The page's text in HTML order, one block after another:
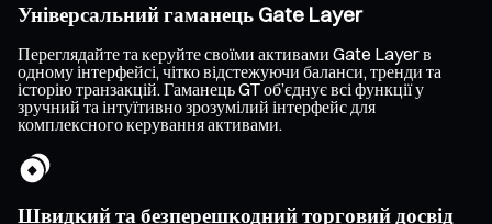
Універсальний гаманець Gate Layer
Переглядайте та керуйте своїми активами Gate Layer в
одному інтерфейсі, чітко відстежуючи баланси, тренди та
історію транзакцій. Гаманець GT об’єднує всі функції у
зручний та інтуїтивно зрозумілий інтерфейс для
комплексного керування активами.
Швидкий та безперешкодний торговий досвід